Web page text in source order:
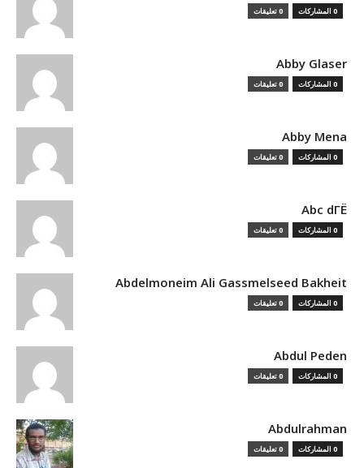
0 المشاركات 0 تعليقات
Abby Glaser
0 المشاركات 0 تعليقات
Abby Mena
0 المشاركات 0 تعليقات
Abc dГЁ
0 المشاركات 0 تعليقات
Abdelmoneim Ali Gassmelseed Bakheit
0 المشاركات 0 تعليقات
Abdul Peden
0 المشاركات 0 تعليقات
Abdulrahman
0 المشاركات 0 تعليقات